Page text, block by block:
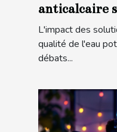
anticalcaire
l'eau potable
L'impact des
qualité de l'eau
débats...